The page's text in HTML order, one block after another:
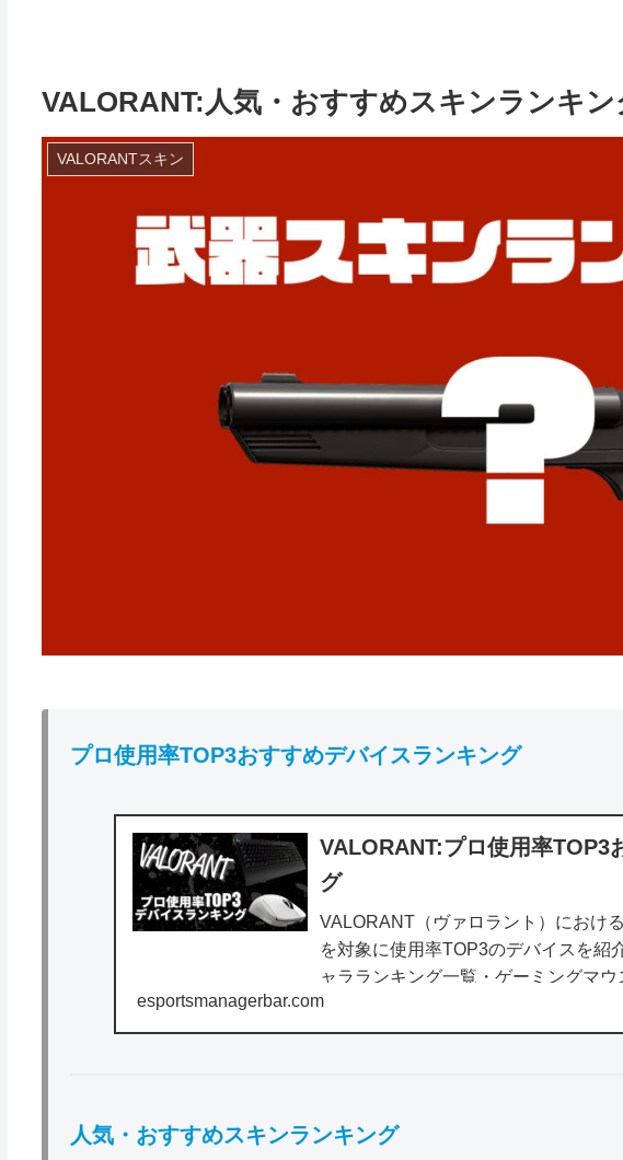
VALORANT:人気・おすすめスキンランキ
VALORANTスキン
プロ使用率TOP3おすすめデバイスランキング
VALORANT:プロ使用率TOP3
グ
VALORANT（ヴァロラント）におけ
を対象に使用率TOP3のデバイスを紹
ャラランキング一覧・ゲーミングマ
のプロプレイヤーが使用しているマウ
esportsmanagerbar.com
人気・おすすめスキンランキング